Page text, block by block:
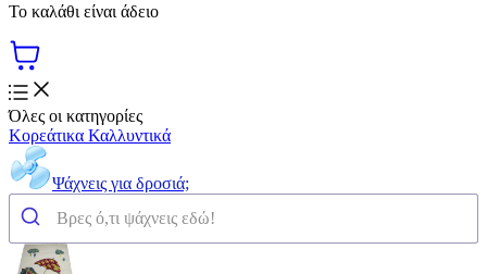
Το καλάθι είναι άδειο
Όλες οι κατηγορίες
Κορεάτικα Καλλυντικά
Ψάχνεις για δροσιά;